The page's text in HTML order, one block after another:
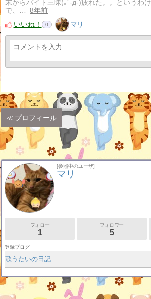
末からバイト三昧(｡´-д-)疲れた。。というわけ
で、…
8年前
いいね！
0 マリ
プロフィール
[参照中のユーザ]
マリ
フォロー
1
フォロワー
5
登録ブログ
歌うたいの日記